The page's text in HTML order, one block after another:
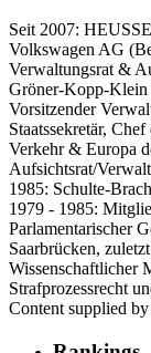
Seit 2007:
Volkswagen AG
Verwaltungsrat &
Gröner-Kopp-Klein
Vorsitzender
Staatssekretär,
Verkehr & Europa
Aufsichtsrat/
1985: Schulte-
1979 - 1985:
Parlamentarischer
Saarbrücken,
Wissenschaftlicher
Strafprozessrecht
Content supplied